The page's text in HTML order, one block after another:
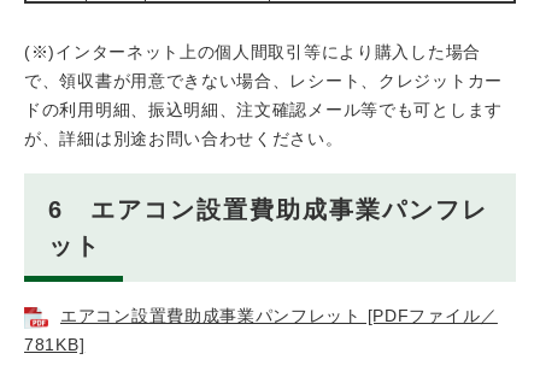
(※)インターネット上の個人間取引等により購入した場合
で、領収書が用意できない場合、レシート、クレジットカー
ドの利用明細、振込明細、注文確認メール等でも可とします
が、詳細は別途お問い合わせください。
6 エアコン設置費助成事業パンフレ
ット
エアコン設置費助成事業パンフレット [PDFファイル／
781KB]